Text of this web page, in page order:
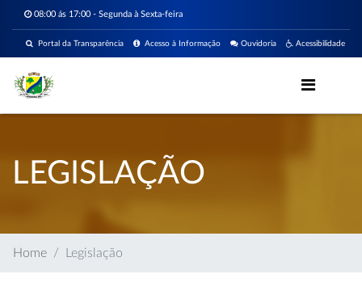
08:00 ás 17:00 - Segunda à Sexta-feira
Acessibilidade
Ouvidoria
Acesso à Informação
Portal da Transparência
LEGISLAÇÃO
Home Legislação